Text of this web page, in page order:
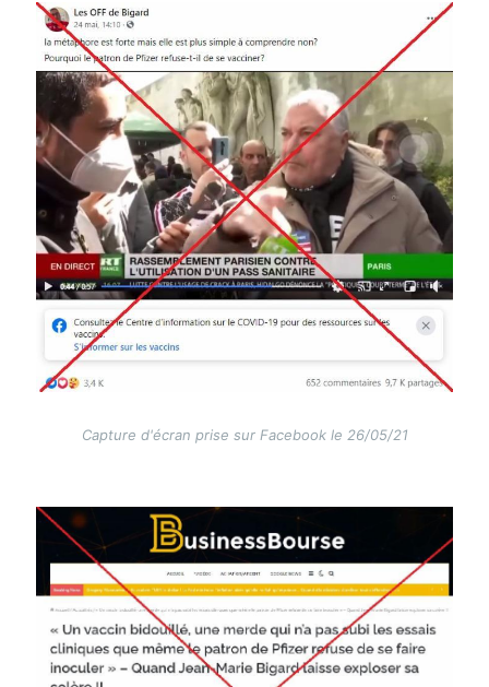
Image
Capture d'écran prise sur Facebook le 26/05/21
Image